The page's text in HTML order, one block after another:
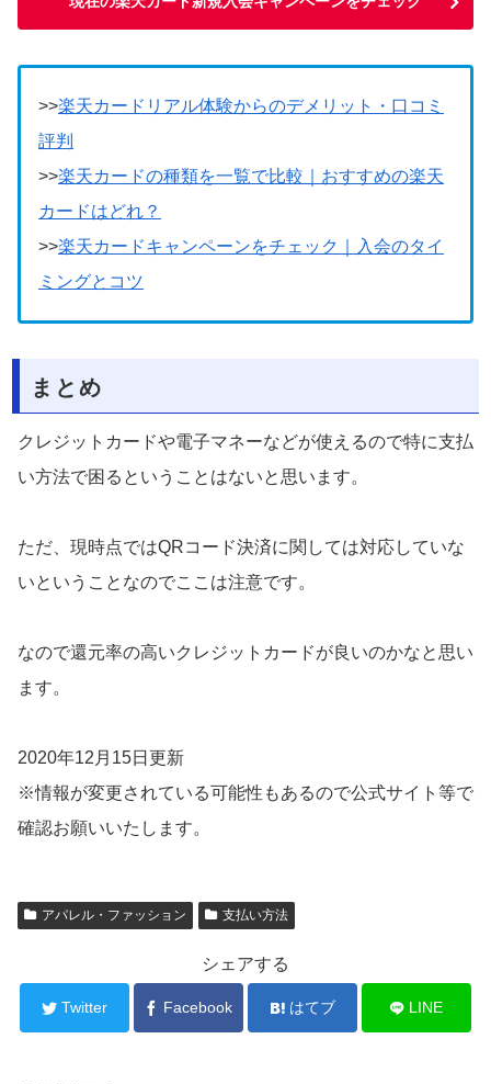
>>楽天カードリアル体験からのデメリット・口コミ
評判
>>楽天カードの種類を一覧で比較｜おすすめの楽天
カードはどれ？
>>楽天カードキャンペーンをチェック｜入会のタイ
ミングとコツ
まとめ
クレジットカードや電子マネーなどが使えるので特に支払
い方法で困るということはないと思います。
ただ、現時点ではQRコード決済に関しては対応していな
いということなのでここは注意です。
なので還元率の高いクレジットカードが良いのかなと思い
ます。
2020年12月15日更新
※情報が変更されている可能性もあるので公式サイト等で
確認お願いいたします。
アパレル・ファッション 支払い方法
シェアする
Twitter Facebook はてブ LINE